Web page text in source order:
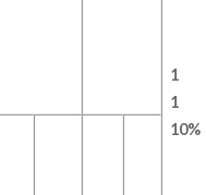
1
1
10%